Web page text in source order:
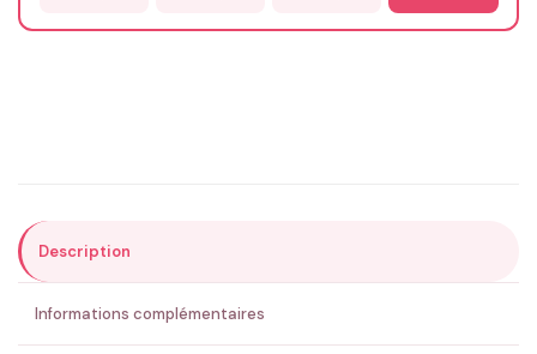
ENVOYER MA DEMANDE ✨
💚 Retour sous 24-48h🇫🇷 Flocage en France✅ Validation avant fabrication
Description
Informations complémentaires